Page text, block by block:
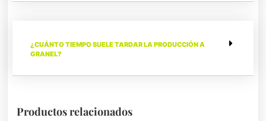
¿CUÁNTO TIEMPO SUELE TARDAR LA PRODUCCIÓN A
GRANEL?
Productos relacionados